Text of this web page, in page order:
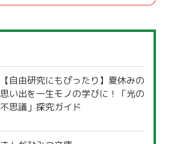
【自由研究にもぴったり】夏休みの
思い出を一生モノの学びに！「光の
不思議」探究ガイド